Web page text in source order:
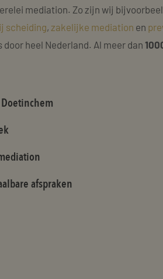
mediation. Zo zijn wij
scheiding, zakelijke mediation en
door heel Nederland. Al meer dan
afspraken